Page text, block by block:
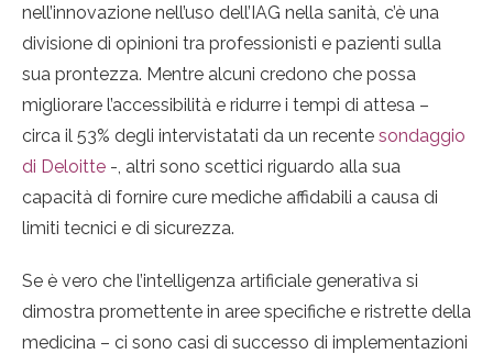
nell’innovazione nell’uso dell’IAG nella sanità, c’è una
divisione di opinioni tra professionisti e pazienti sulla
sua prontezza. Mentre alcuni credono che possa
migliorare l’accessibilità e ridurre i tempi di attesa –
circa il 53% degli intervistatati da un recente sondaggio
di Deloitte -, altri sono scettici riguardo alla sua
capacità di fornire cure mediche affidabili a causa di
limiti tecnici e di sicurezza.
Se è vero che l’intelligenza artificiale generativa si
dimostra promettente in aree specifiche e ristrette della
medicina – ci sono casi di successo di implementazioni